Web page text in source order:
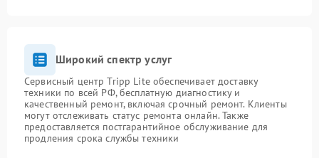
Широкий спектр услуг
Сервисный центр Tripp Lite обеспечивает доставку
техники по всей РФ, бесплатную диагностику и
качественный ремонт, включая срочный ремонт. Клиенты
могут отслеживать статус ремонта онлайн. Также
предоставляется постгарантийное обслуживание для
продления срока службы техники